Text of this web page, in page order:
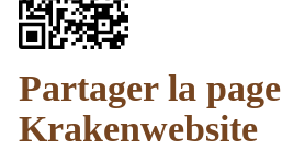
Partager la page
Krakenwebsite